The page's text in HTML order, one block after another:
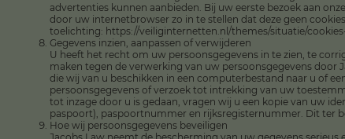
advertenties kunnen aanbieden. Bij uw eerste bezoek aan
door uw internetbrowser zo in te stellen dat deze geen
toelichting: https://veiliginternetten.nl/themes/situatie/
Gegevens inzien, aanpassen of verwijderen
U heeft het recht om uw persoonsgegevens in te zien, te
maken tegen de verwerking van uw persoonsgegevens door
die wij van u beschikken in een computerbestand naar u of
persoonsgegevens of verzoek tot intrekking van uw
tot inzage door u is gedaan, vragen wij u een kopie van uw
paspoort), paspoortnummer en rijksregisternummer. Dit ter
Hoe wij persoonsgegevens beveiligen